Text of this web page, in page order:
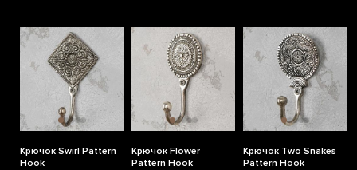
Крючок Swirl Pattern
Hook
Крючок Flower
Pattern Hook
Крючок Two Snakes
Pattern Hook